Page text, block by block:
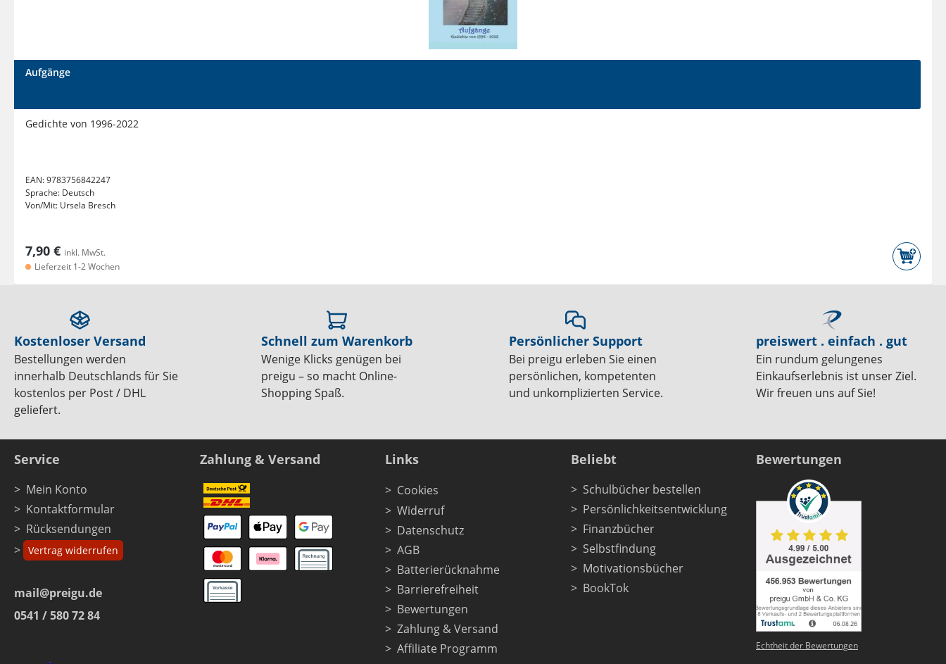
Aufgänge
Gedichte von 1996-2022
EAN:9783756842247
Sprache: Deutsch
Von/Mit: Ursela Bresch
7,90 € inkl. MwSt.
Lieferzeit 1-2 Wochen
Kostenloser Versand
Bestellungen werden
innerhalb Deutschlands für Sie
kostenlos per Post / DHL
geliefert.
Schnell zum Warenkorb
Wenige Klicks genügen bei
preigu – so macht Online-
Shopping Spaß.
Persönlicher Support
Bei preigu erleben Sie einen
persönlichen, kompetenten
und unkomplizierten Service.
preiswert . einfach . gut
Ein rundum gelungenes
Einkaufserlebnis ist unser Ziel.
Wir freuen uns auf Sie!
Service
Mein Konto
Kontaktformular
Rücksendungen
Vertrag widerrufen
mail@preigu.de
0541 / 580 72 84
Zahlung & Versand Links
Cookies
Widerruf
Datenschutz
AGB
Batterierücknahme
Barrierefreiheit
Bewertungen
Zahlung & Versand
Affiliate Programm
Beliebt
Schulbücher bestellen
Persönlichkeitsentwicklung
Finanzbücher
Selbstfindung
Motivationsbücher
BookTok
Bewertungen
Echtheit der Bewertungen